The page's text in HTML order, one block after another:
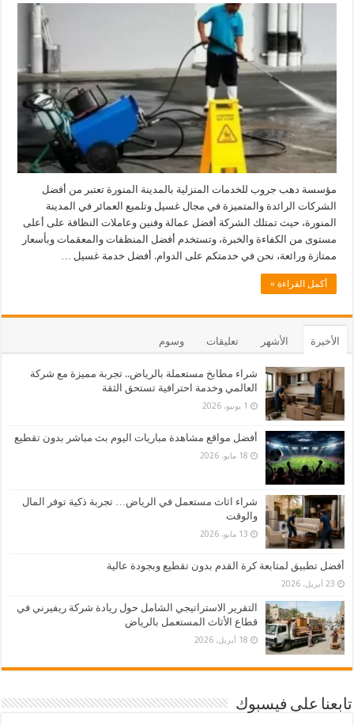
مؤسسة دهب جروب للخدمات المنزلية بالمدينة المنورة تعتبر من أفضل
الشركات الرائدة والمتميزة في مجال غسيل وتلميع العمائر في المدينة
المنورة، حيث تمتلك الشركة أفضل عمالة وفنين وعاملات النظافة على أعلى
مستوى من الكفاءة والخبرة، وتستخدم أفضل المنظفات والمعقمات وبأسعار
ممتازة ورائعة، نحن في خدمتكم على الدوام. أفضل خدمة غسيل …
أكمل القراءة »
الأخيرة الأشهر تعليقات وسوم
شراء مطابخ مستعملة بالرياض.. تجربة مميزة مع شركة
العالمي وخدمة احترافية تستحق الثقة
1 يونيو، 2026
أفضل مواقع مشاهدة مباريات اليوم بث مباشر بدون تقطيع
18 مايو، 2026
شراء اثاث مستعمل في الرياض… تجربة ذكية توفر المال
والوقت
13 مايو، 2026
أفضل تطبيق لمتابعة كرة القدم بدون تقطيع وبجودة عالية
23 أبريل، 2026
التقرير الاستراتيجي الشامل حول ريادة شركة ريفيرني في
قطاع الأثاث المستعمل بالرياض
18 أبريل، 2026
تابعنا على فيسبوك